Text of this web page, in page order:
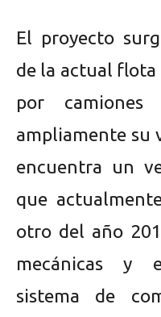
El proyecto
de la actual
por
ampliamente su
encuentra un
que
otro del año
mecánicas y
sistema de